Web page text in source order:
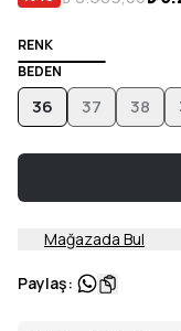
RENK
BEDEN
36 37 38
Mağazada Bul
Paylaş: